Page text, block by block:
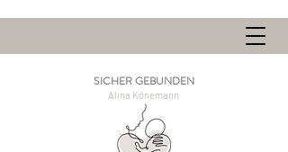
SICHER GEBUNDEN
Alina Könemann